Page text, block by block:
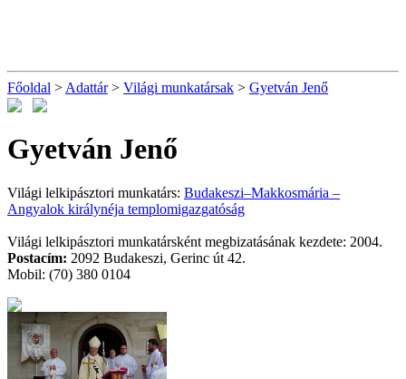
Főoldal > Adattár> Világi munkatársak > Gyetván Jenő
Gyetván Jenő
Világi lelkipásztori munkatárs: Budakeszi–Makkosmária –
Angyalok királynéja templomigazgatóság
Világi lelkipásztori munkatársként megbizatásának kezdete: 2004.
Postacím: 2092 Budakeszi, Gerinc út 42.
Mobil: (70) 380 0104